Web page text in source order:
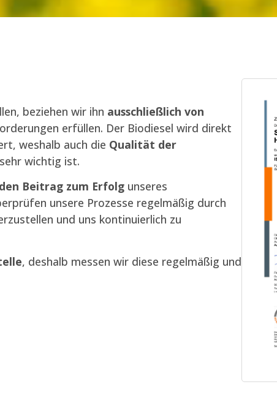
beziehen wir ihn ausschließlich von
erfüllen. Der Biodiesel wird direkt
weshalb auch die Qualität der
wichtig ist.
Beitrag zum Erfolg unseres
unsere Prozesse regelmäßig durch
und uns kontinuierlich zu
, deshalb messen wir diese regelmäßig und